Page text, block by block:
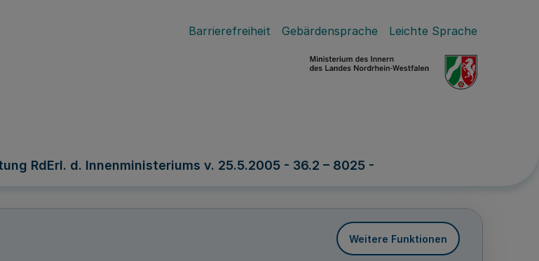
Barrierefreiheit Gebärdensprache Leichte Sprache
RdErl. d. Innenministeriums v. 25.5.2005 - 36.2 – 8025 -
Weitere Funktionen